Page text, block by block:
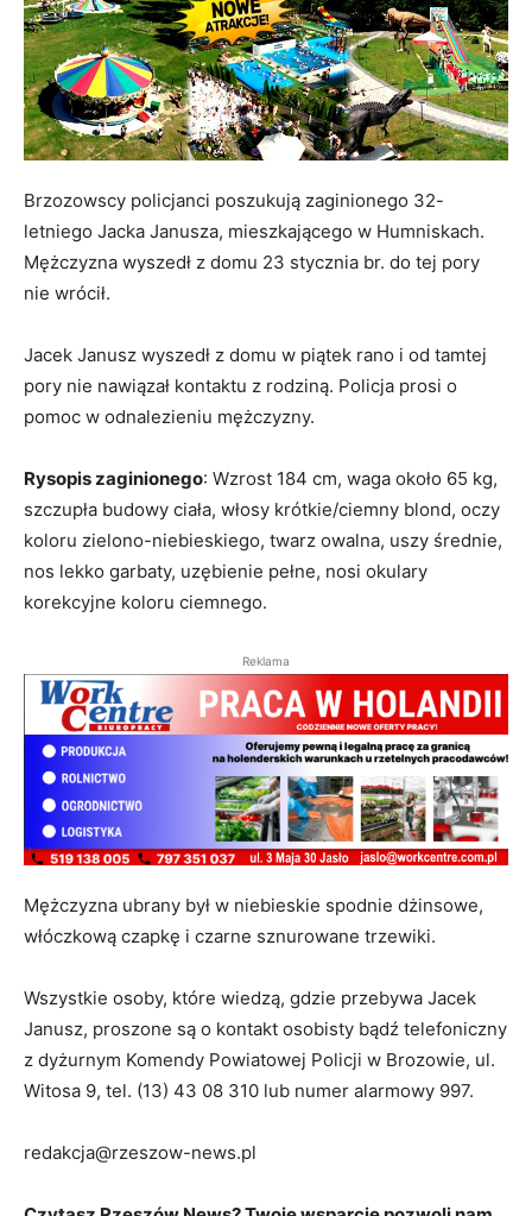
Brzozowscy policjanci poszukują zaginionego 32-
letniego Jacka Janusza, mieszkającego w Humniskach.
Mężczyzna wyszedł z domu 23 stycznia br. do tej pory
nie wrócił.
Jacek Janusz wyszedł z domu w piątek rano i od tamtej
pory nie nawiązał kontaktu z rodziną. Policja prosi o
pomoc w odnalezieniu mężczyzny.
Rysopis zaginionego: Wzrost 184 cm, waga około 65 kg,
szczupła budowy ciała, włosy krótkie/ciemny blond, oczy
koloru zielono-niebieskiego, twarz owalna, uszy średnie,
nos lekko garbaty, uzębienie pełne, nosi okulary
korekcyjne koloru ciemnego.
Reklama
Mężczyzna ubrany był w niebieskie spodnie dżinsowe,
włóczkową czapkę i czarne sznurowane trzewiki.
Wszystkie osoby, które wiedzą, gdzie przebywa Jacek
Janusz, proszone są o kontakt osobisty bądź telefoniczny
z dyżurnym Komendy Powiatowej Policji w Brozowie, ul.
Witosa 9, tel. (13) 43 08 310 lub numer alarmowy 997.
redakcja@rzeszow-news.pl